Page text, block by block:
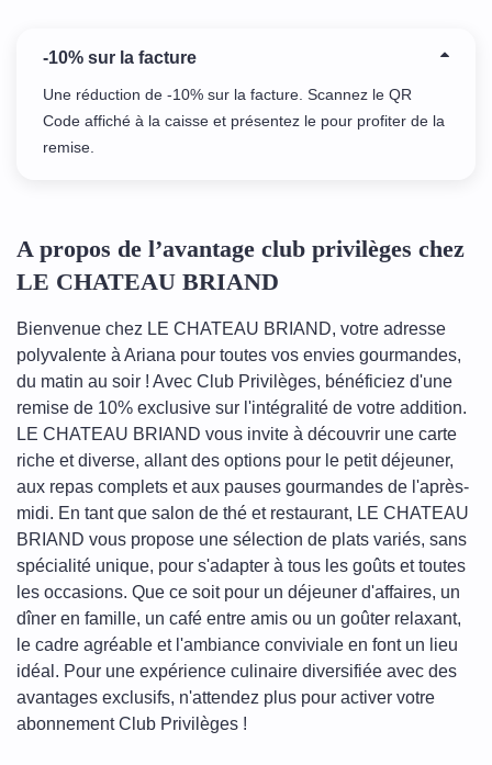
-10% sur la facture
Une réduction de -10% sur la facture. Scannez le QR
Code affiché à la caisse et présentez le pour profiter de la
remise.
A propos de l’avantage club privilèges chez
LE CHATEAU BRIAND
Bienvenue chez LE CHATEAU BRIAND, votre adresse
polyvalente à Ariana pour toutes vos envies gourmandes,
du matin au soir ! Avec Club Privilèges, bénéficiez d'une
remise de 10% exclusive sur l'intégralité de votre addition.
LE CHATEAU BRIAND vous invite à découvrir une carte
riche et diverse, allant des options pour le petit déjeuner,
aux repas complets et aux pauses gourmandes de l'après-
midi. En tant que salon de thé et restaurant, LE CHATEAU
BRIAND vous propose une sélection de plats variés, sans
spécialité unique, pour s'adapter à tous les goûts et toutes
les occasions. Que ce soit pour un déjeuner d'affaires, un
dîner en famille, un café entre amis ou un goûter relaxant,
le cadre agréable et l'ambiance conviviale en font un lieu
idéal. Pour une expérience culinaire diversifiée avec des
avantages exclusifs, n'attendez plus pour activer votre
abonnement Club Privilèges !